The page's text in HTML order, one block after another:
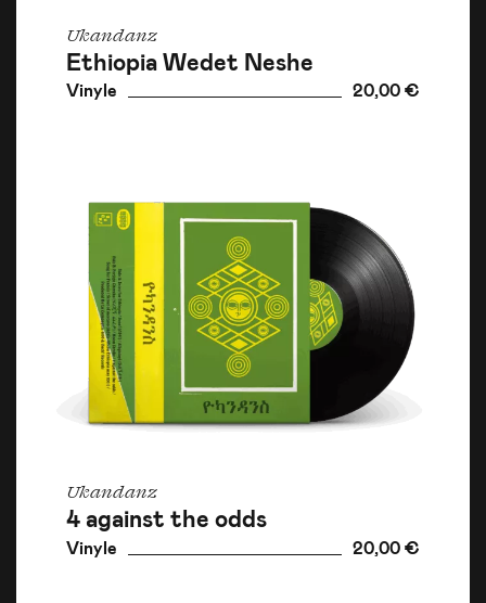
Ukandanz
Ethiopia Wedet Neshe
Vinyle 20,00 €
Ukandanz
4 against the odds
Vinyle 20,00 €